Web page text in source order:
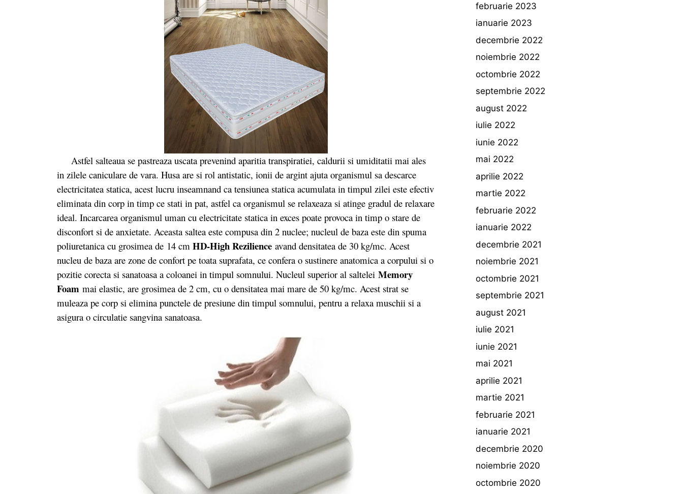
Astfel salteaua se pastreaza uscata prevenind aparitia transpiratiei, caldurii si umiditatii mai ales
in zilele caniculare de vara. Husa are si rol antistatic, ionii de argint ajuta organismul sa descarce
electricitatea statica, acest lucru inseamnand ca tensiunea statica acumulata in timpul zilei este efectiv
eliminata din corp in timp ce stati in pat, astfel ca organismul se relaxeaza si atinge gradul de relaxare
ideal. Incarcarea organismul uman cu electricitate statica in exces poate provoca in timp o stare de
disconfort si de anxietate. Aceasta saltea este compusa din 2 nuclee; nucleul de baza este din spuma
poliuretanica cu grosimea de 14 cm HD-High Rezilience avand densitatea de 30 kg/mc. Acest
nucleu de baza are zone de confort pe toata suprafata, ce confera o sustinere anatomica a corpului si o
pozitie corecta si sanatoasa a coloanei in timpul somnului. Nucleul superior al saltelei Memory
Foam mai elastic, are grosimea de 2 cm, cu o densitatea mai mare de 50 kg/mc. Acest strat se
muleaza pe corp si elimina punctele de presiune din timpul somnului, pentru a relaxa muschii si a
asigura o circulatie sangvina sanatoasa.
februarie 2023
ianuarie 2023
decembrie 2022
noiembrie 2022
octombrie 2022
septembrie 2022
august 2022
iulie 2022
iunie 2022
mai 2022
aprilie 2022
martie 2022
februarie 2022
ianuarie 2022
decembrie 2021
noiembrie 2021
octombrie 2021
septembrie 2021
august 2021
iulie 2021
iunie 2021
mai 2021
aprilie 2021
martie 2021
februarie 2021
ianuarie 2021
decembrie 2020
noiembrie 2020
octombrie 2020